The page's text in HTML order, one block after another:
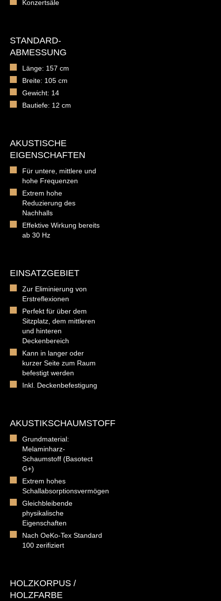
Konzertsäle
STANDARD-
ABMESSUNG
Länge: 157 cm
Breite: 105 cm
Gewicht: 14
Bautiefe: 12 cm
AKUSTISCHE
EIGENSCHAFTEN
Für untere, mittlere und
hohe Frequenzen
Extrem hohe
Reduzierung des
Nachhalls
Effektive Wirkung bereits
ab 30 Hz
EINSATZGEBIET
Zur Eliminierung von
Erstreflexionen
Perfekt für über dem
Sitzplatz, dem mittleren
und hinteren
Deckenbereich
Kann in langer oder
kurzer Seite zum Raum
befestigt werden
Inkl. Deckenbefestigung
AKUSTIKSCHAUMSTOFF
Grundmaterial:
Melaminharz-
Schaumstoff (Basotect
G+)
Extrem hohes
Schallabsorptionsvermögen
Gleichbleibende
physikalische
Eigenschaften
Nach OeKo-Tex Standard
100 zerifiziert
HOLZKORPUS /
HOLZFARBE